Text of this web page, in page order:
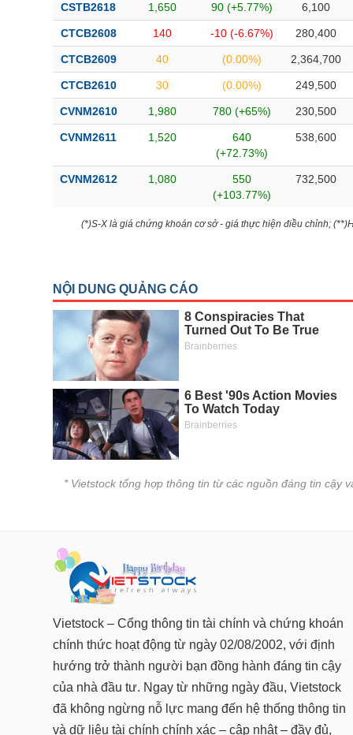
CSTB2618 1,650 90 (+5.77%) 6,100
CTCB2608 140 -10 (-6.67%) 280,400
CTCB2609 40 (0.00%) 2,364,700
CTCB2610 30 (0.00%) 249,500
CVNM2610 1,980 780 (+65%) 230,500
CVNM2611 1,520
640
(+72.73%)
538,600
CVNM2612 1,080
550
(+103.77%)
732,500
(*)S-X là giá chứng khoán cơ sở - giá thực hiện điều chỉnh;
* Vietstock tổng hợp thông tin từ các nguồn đáng tin cậy
Vietstock – Cổng thông tin tài chính và chứng khoán
chính thức hoạt động từ ngày 02/08/2002, với định
hướng trở thành người bạn đồng hành đáng tin cậy
của nhà đầu tư. Ngay từ những ngày đầu, Vietstock
đã không ngừng nỗ lực mang đến hệ thống thông tin
và dữ liệu tài chính chính xác – cập nhật – đầy đủ,